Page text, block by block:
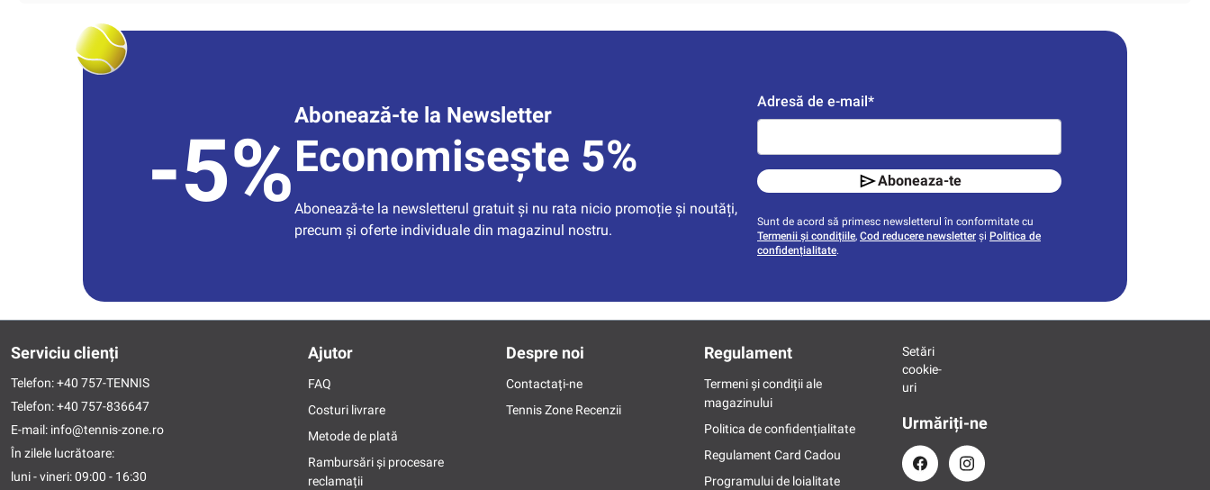
-5%
Abonează-te la Newsletter
Economisește 5%
Abonează-te la newsletterul gratuit și nu rata nicio promoție și noutăți,
precum și oferte individuale din magazinul nostru.
Adresă de e-mail*
Aboneaza-te
Sunt de acord să primesc newsletterul în conformitate cu
Termenii și condițiile, Cod reducere newsletter și Politica de
confidențialitate.
Serviciu clienți
Telefon:+40 757-TENNIS
Telefon:+40 757-836647
E-mail: info@tennis-zone.ro
În zilele lucrătoare:
luni - vineri: 09:00 - 16:30
Ajutor
FAQ
Costuri livrare
Metode de plată
Rambursări și procesare
reclamații
Despre noi
Contactați-ne
Tennis Zone Recenzii
Regulament
Termeni și condiții ale
magazinului
Politica de confidențialitate
Regulament Card Cadou
Programului de loialitate
Setări
cookie-
uri
Urmăriți-ne